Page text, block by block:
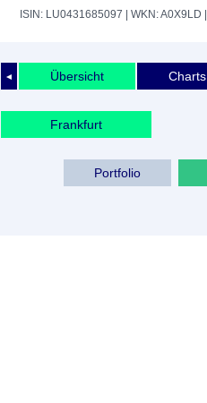
ISIN: LU0431685097 | WKN: A0X9LD
◄ Übersicht Charts
Frankfurt
Portfolio